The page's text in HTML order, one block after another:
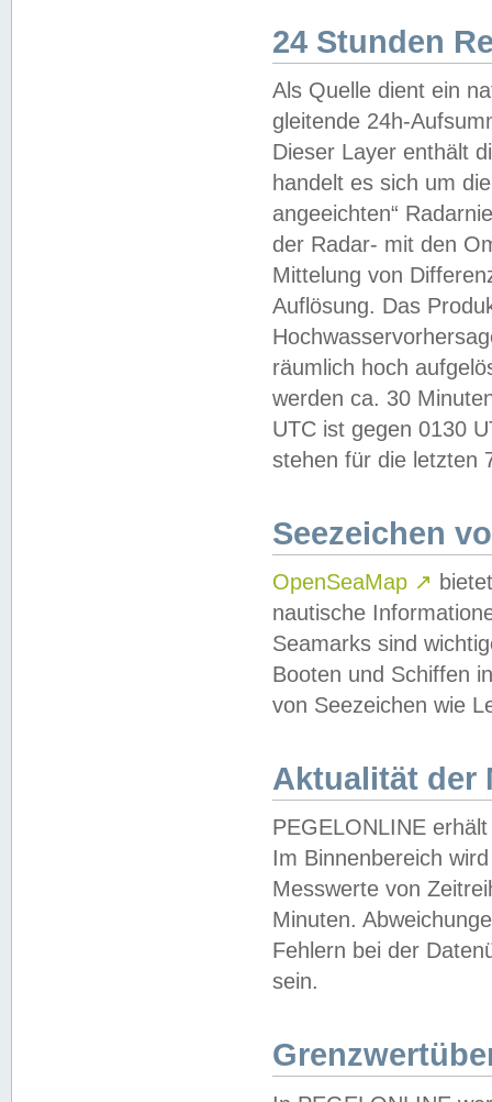
24 Stunden
Als Quelle dient ein
gleitende 24h-
Dieser Layer enthält
handelt es sich um
angeeichten“
der Radar- mit den
Mittelung von
Auflösung. Das
räumlich hoch
werden ca. 30
UTC ist gegen 0130
stehen für die letzten
Seezeichen
OpenSeaMap ↗
nautische
Seamarks sind
Booten und Schiffen
von Seezeichen wie
Aktualität der
PEGELONLINE
Im Binnenbereich
Messwerte von
Minuten.
Fehlern bei der
sein.